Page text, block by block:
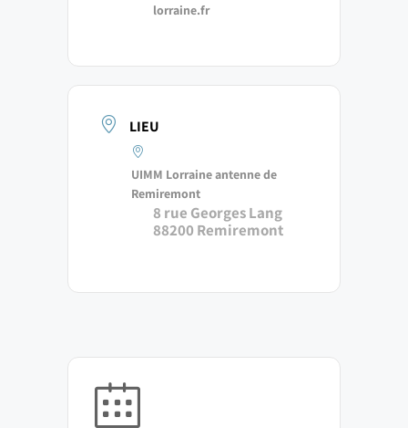
lorraine.fr
LIEU
UIMM Lorraine antenne de
Remiremont
8 rue Georges Lang
88200 Remiremont